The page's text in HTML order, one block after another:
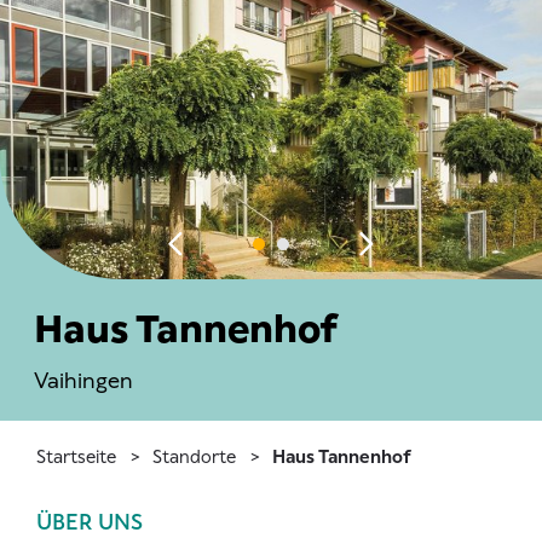
Haus Tannenhof
Vaihingen
Startseite Standorte Haus Tannenhof
ÜBER UNS